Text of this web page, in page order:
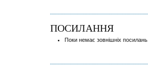
ПОСИЛАННЯ
Поки немає зовнішніх посилань.